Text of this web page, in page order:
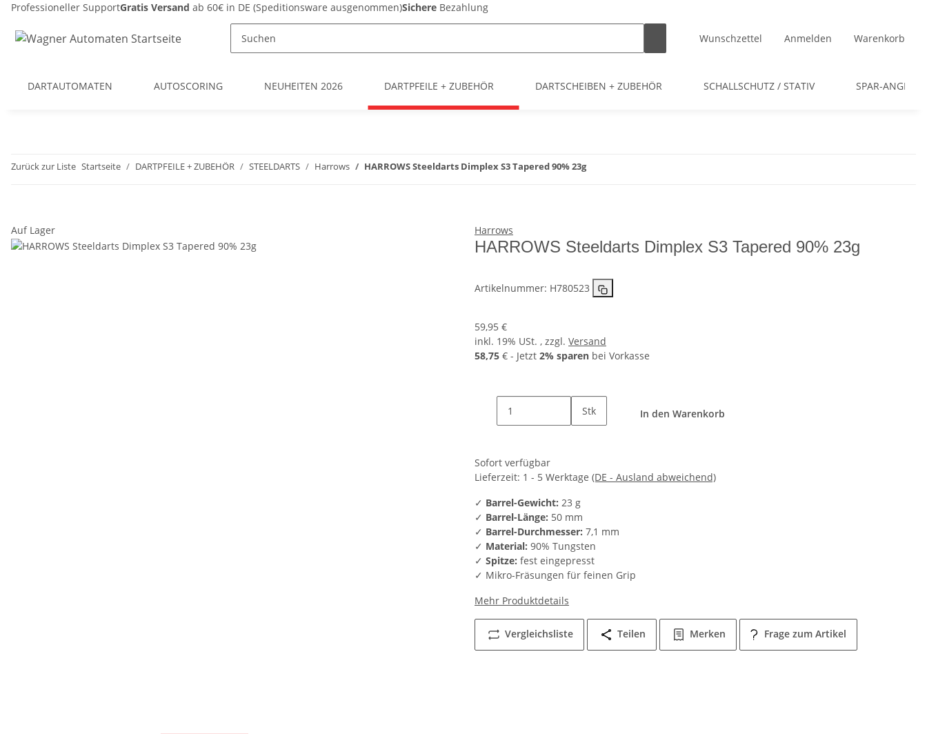
Professioneller SupportGratis Versand ab 60€ in DE (Speditionsware ausgenommen)Sichere Bezahlung
Wunschzettel Anmelden Warenkorb
DARTAUTOMATEN AUTOSCORING NEUHEITEN 2026 DARTPFEILE + ZUBEHÖR DARTSCHEIBEN + ZUBEHÖR SCHALLSCHUTZ / STATIV SPAR-
Zurück zur Liste Startseite DARTPFEILE + ZUBEHÖR STEELDARTS Harrows HARROWS Steeldarts Dimplex S3 Tapered 90% 23g
Auf Lager Harrows
HARROWS Steeldarts Dimplex S3 Tapered 90% 23g
Artikelnummer: H780523
59,95 €
inkl. 19% USt. , zzgl. Versand
58,75 € - Jetzt 2% sparen bei Vorkasse
Stk In den Warenkorb
Sofort verfügbar
Lieferzeit: 1 - 5 Werktage (DE - Ausland abweichend)
✓ Barrel-Gewicht: 23 g
✓ Barrel-Länge: 50 mm
✓ Barrel-Durchmesser: 7,1 mm
✓ Material: 90% Tungsten
✓ Spitze: fest eingepresst
✓ Mikro-Fräsungen für feinen Grip
Mehr Produktdetails
Vergleichsliste Teilen Merken Frage zum Artikel